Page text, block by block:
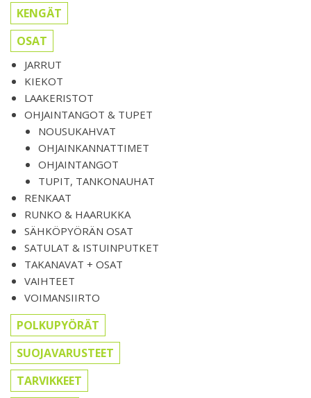
KENGÄT
OSAT
JARRUT
KIEKOT
LAAKERISTOT
OHJAINTANGOT & TUPET
NOUSUKAHVAT
OHJAINKANNATTIMET
OHJAINTANGOT
TUPIT, TANKONAUHAT
RENKAAT
RUNKO & HAARUKKA
SÄHKÖPYÖRÄN OSAT
SATULAT & ISTUINPUTKET
TAKANAVAT + OSAT
VAIHTEET
VOIMANSIIRTO
POLKUPYÖRÄT
SUOJAVARUSTEET
TARVIKKEET